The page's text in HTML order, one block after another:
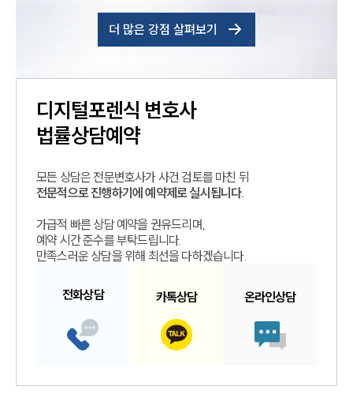
더 많은 강점 살펴보기
디지털포렌식 변호사
법률상담예약
모든 상담은 전문변호사가 사건 검토를 마친 뒤
전문적으로 진행하기에 예약제로 실시됩니다.
가급적 빠른 상담 예약을 권유드리며,
예약 시간 준수를 부탁드립니다.
만족스러운 상담을 위해 최선을 다하겠습니다.
전화상담 카톡상담 온라인상담